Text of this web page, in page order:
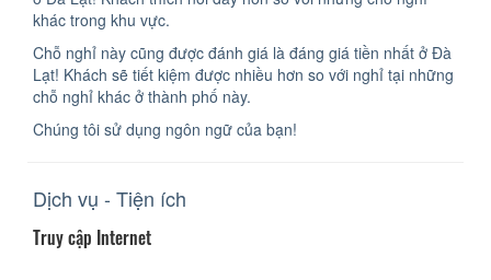
khác trong khu vực.
Chỗ nghỉ này cũng được đánh giá là đáng giá tiền nhất ở Đà
Lạt! Khách sẽ tiết kiệm được nhiều hơn so với nghỉ tại những
chỗ nghỉ khác ở thành phố này.
Chúng tôi sử dụng ngôn ngữ của bạn!
Dịch vụ - Tiện ích
Truy cập Internet